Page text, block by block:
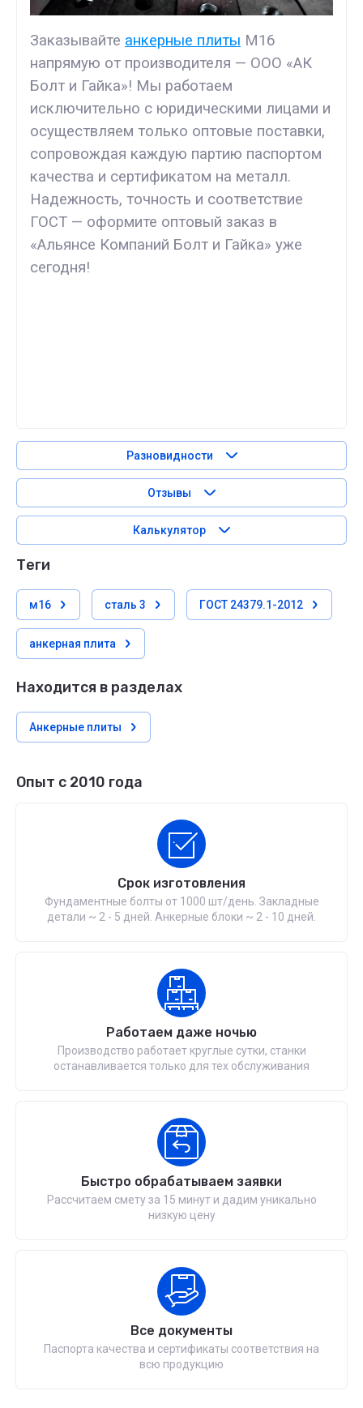
Заказывайте анкерные плиты М16
напрямую от производителя — ООО «АК
Болт и Гайка»! Мы работаем
исключительно с юридическими лицами и
осуществляем только оптовые поставки,
сопровождая каждую партию паспортом
качества и сертификатом на металл.
Надежность, точность и соответствие
ГОСТ — оформите оптовый заказ в
«Альянсе Компаний Болт и Гайка» уже
сегодня!
Разновидности
Отзывы
Калькулятор
теги
м16 сталь 3 ГОСТ 24379.1-2012
анкерная плита
Находится в разделах
Анкерные плиты
Опыт с 2010 года
Срок изготовления
Фундаментные болты от 1000 шт/день. Закладные
детали ~ 2 - 5 дней. Анкерные блоки ~ 2 - 10 дней.
Работаем даже ночью
Производство работает круглые сутки, станки
останавливается только для тех обслуживания
Быстро обрабатываем заявки
Рассчитаем смету за 15 минут и дадим уникально
низкую цену
Все документы
Паспорта качества и сертификаты соответствия на
всю продукцию